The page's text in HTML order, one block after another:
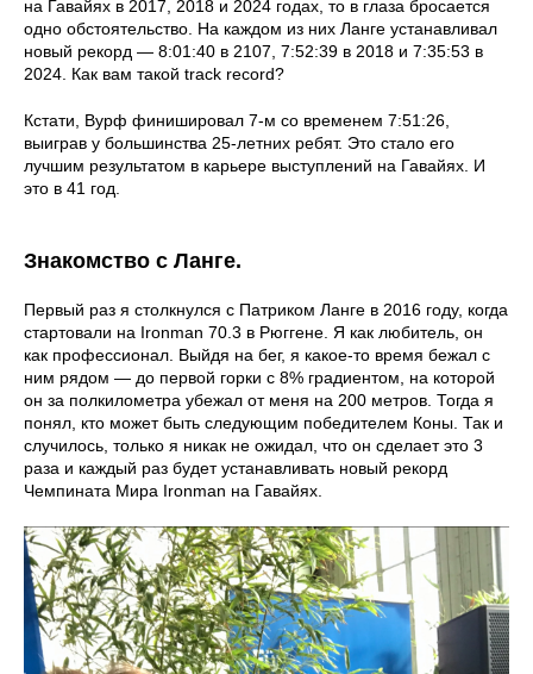
на Гавайях в 2017, 2018 и 2024 годах, то в глаза бросается
одно обстоятельство. На каждом из них Ланге устанавливал
новый рекорд — 8:01:40 в 2107, 7:52:39 в 2018 и 7:35:53 в
2024. Как вам такой track record?
Кстати, Вурф финишировал 7-м со временем 7:51:26,
выиграв у большинства 25-летних ребят. Это стало его
лучшим результатом в карьере выступлений на Гавайях. И
это в 41 год.
Знакомство с Ланге.
Первый раз я столкнулся с Патриком Ланге в 2016 году, когда
стартовали на Ironman 70.3 в Рюггене. Я как любитель, он
как профессионал. Выйдя на бег, я какое-то время бежал с
ним рядом — до первой горки с 8% градиентом, на которой
он за полкилометра убежал от меня на 200 метров. Тогда я
понял, кто может быть следующим победителем Коны. Так и
случилось, только я никак не ожидал, что он сделает это 3
раза и каждый раз будет устанавливать новый рекорд
Чемпината Мира Ironman на Гавайях.